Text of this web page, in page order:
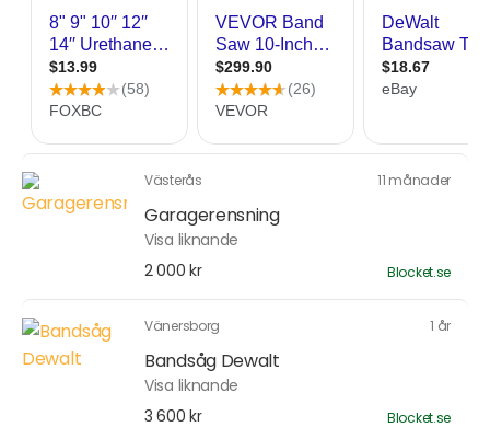
Västerås 11 månader
Garagerensning
Visa liknande
2 000 kr
Blocket.se
Vänersborg 1 år
Bandsåg Dewalt
Visa liknande
3 600 kr
Blocket.se